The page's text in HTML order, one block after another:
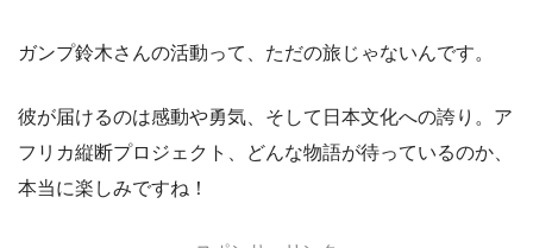
ガンプ鈴木さんの活動って、ただの旅じゃないんです。
彼が届けるのは感動や勇気、そして日本文化への誇り。ア
フリカ縦断プロジェクト、どんな物語が待っているのか、
本当に楽しみですね！